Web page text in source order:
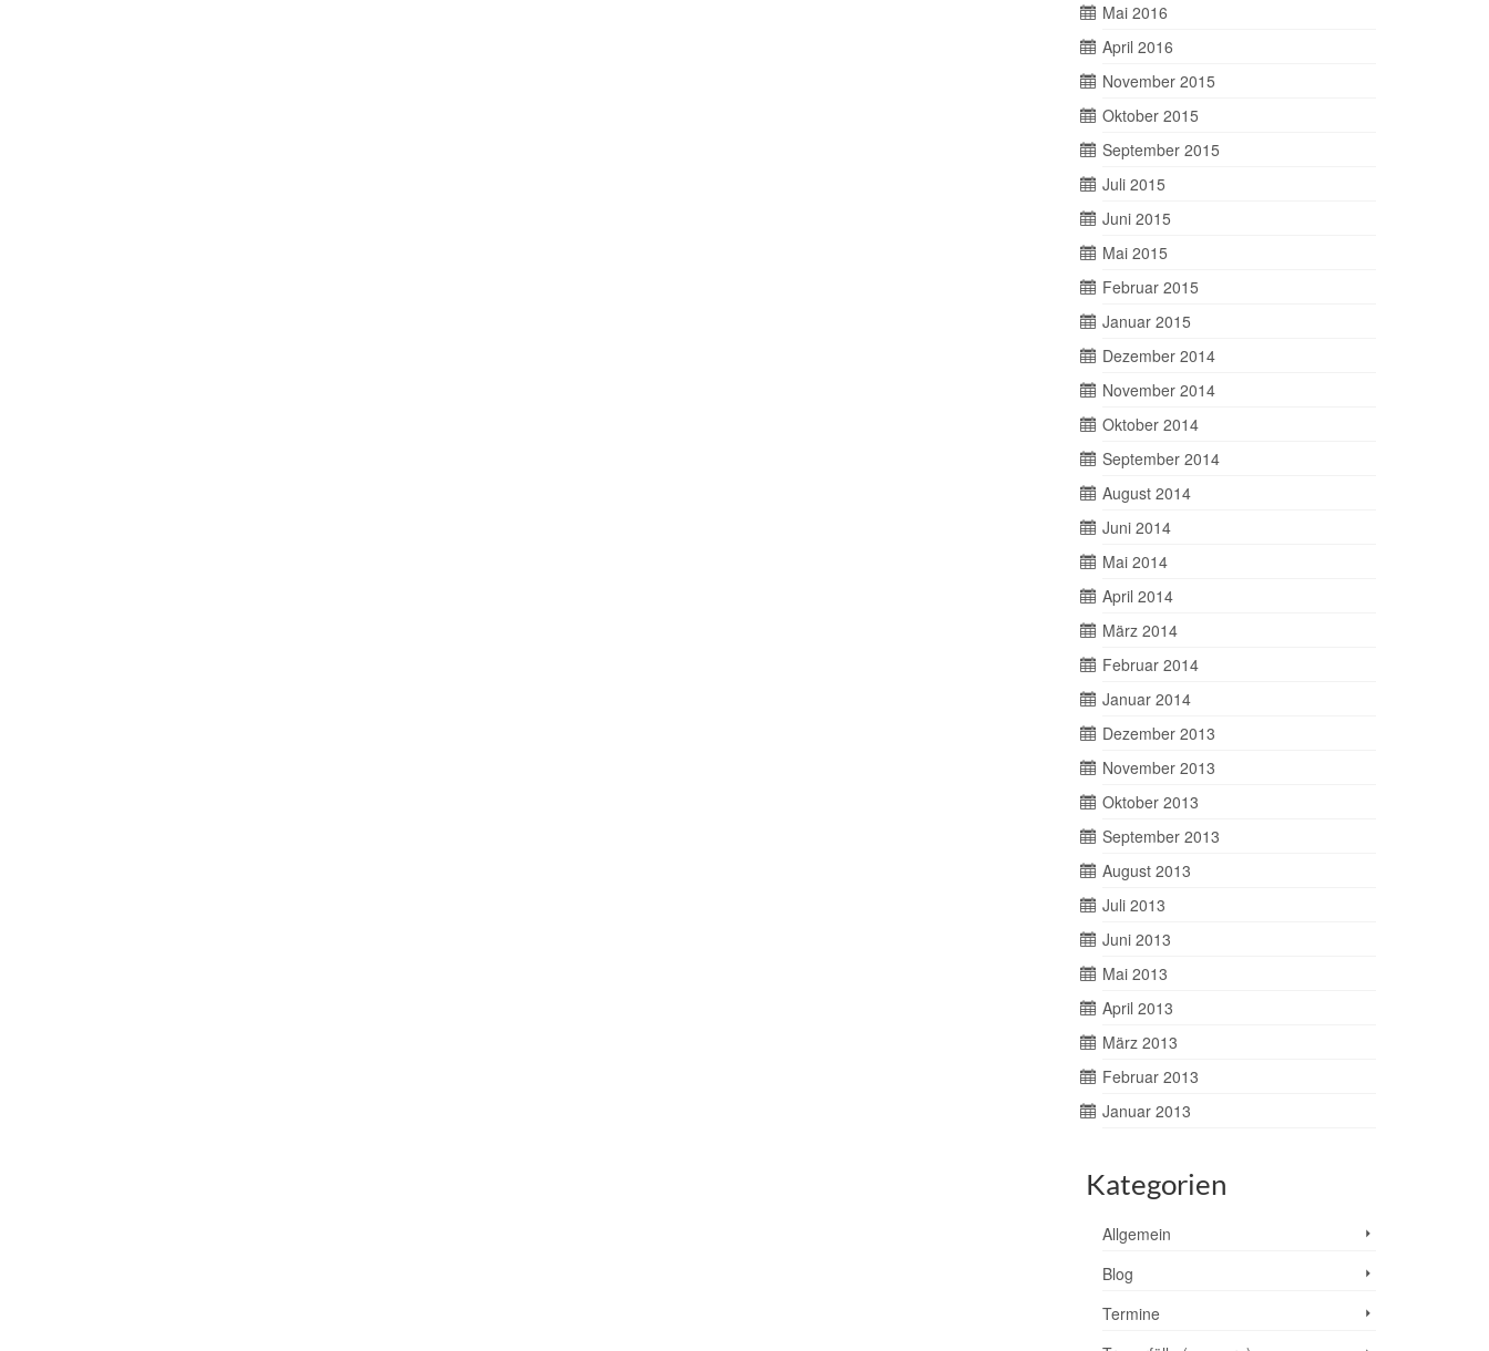
Mai 2016
April 2016
November 2015
Oktober 2015
September 2015
Juli 2015
Juni 2015
Mai 2015
Februar 2015
Januar 2015
Dezember 2014
November 2014
Oktober 2014
September 2014
August 2014
Juni 2014
Mai 2014
April 2014
März 2014
Februar 2014
Januar 2014
Dezember 2013
November 2013
Oktober 2013
September 2013
August 2013
Juli 2013
Juni 2013
Mai 2013
April 2013
März 2013
Februar 2013
Januar 2013
Kategorien
Allgemein
Blog
Termine